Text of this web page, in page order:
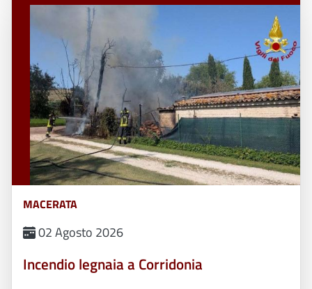
MACERATA
02 Agosto 2026
Incendio legnaia a Corridonia